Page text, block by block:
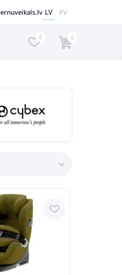
LV РУ
0 0